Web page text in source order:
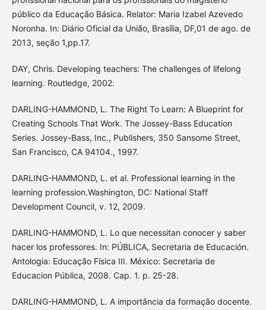
público da Educação Básica. Relator: Maria Izabel Azevedo
Noronha. In: Diário Oficial da União, Brasília, DF,01 de ago. de
2013, seção 1,pp.17.
DAY, Chris. Developing teachers: The challenges of lifelong
learning. Routledge, 2002.
DARLING-HAMMOND, L. The Right To Learn: A Blueprint for
Creating Schools That Work. The Jossey-Bass Education
Series. Jossey-Bass, Inc., Publishers, 350 Sansome Street,
San Francisco, CA 94104., 1997.
DARLING-HAMMOND, L. et al. Professional learning in the
learning profession.Washington, DC: National Staff
Development Council, v. 12, 2009.
DARLING-HAMMOND, L. Lo que necessitan conocer y saber
hacer los professores. In: PÚBLICA, Secretaria de Educación.
Antologia: Educação Física III. México: Secretaria de
Educacion Pública, 2008. Cap. 1. p. 25-28.
DARLING-HAMMOND, L. A importância da formação docente.